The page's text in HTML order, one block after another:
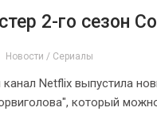
2-го сезон
Новости / Сериалы
канал Netflix выпустила
который